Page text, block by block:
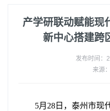
产学研联动赋能现
新中心搭建跨
发布时间：
来源
5月28日，泰州市现代